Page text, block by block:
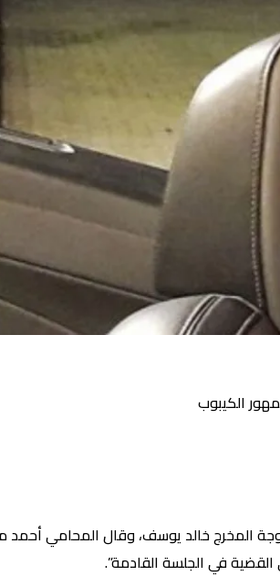
المخرج خالد يوسف، وقال المحامي أحمد
في الجلسة القادمة”.